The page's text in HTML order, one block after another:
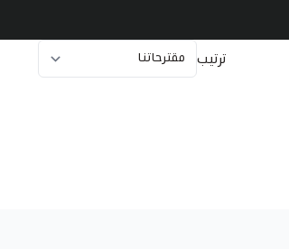
ترتيب